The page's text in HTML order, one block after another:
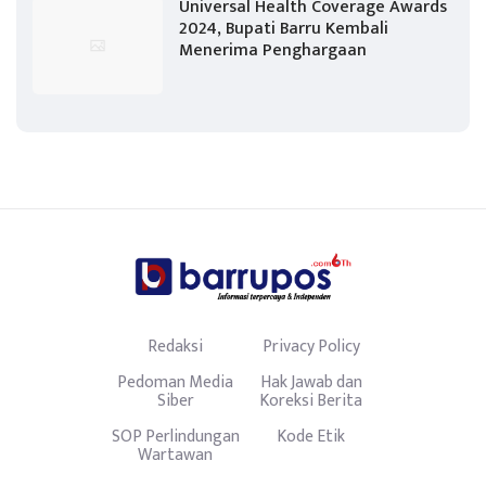
Universal Health Coverage Awards
2024, Bupati Barru Kembali
Menerima Penghargaan
Redaksi
Privacy Policy
Pedoman Media
Siber
Hak Jawab dan
Koreksi Berita
SOP Perlindungan
Wartawan
Kode Etik